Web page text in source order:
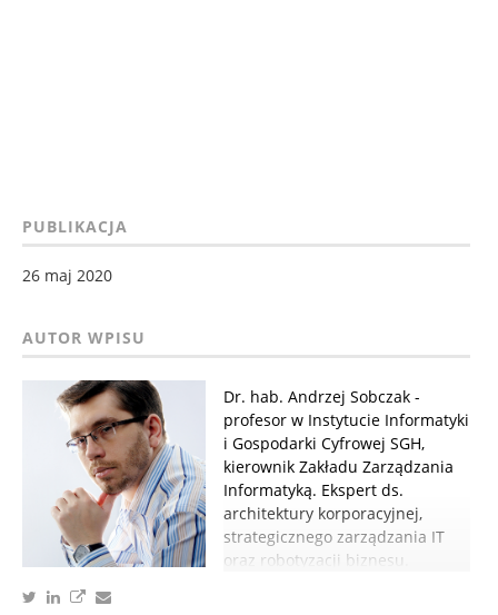
PUBLIKACJA
26 maj 2020
Dr. hab. Andrzej Sobczak -
profesor w Instytucie Informatyki
i Gospodarki Cyfrowej SGH,
kierownik Zakładu Zarządzania
Informatyką. Ekspert ds.
architektury korporacyjnej,
strategicznego zarządzania IT
oraz robotyzacji biznesu.